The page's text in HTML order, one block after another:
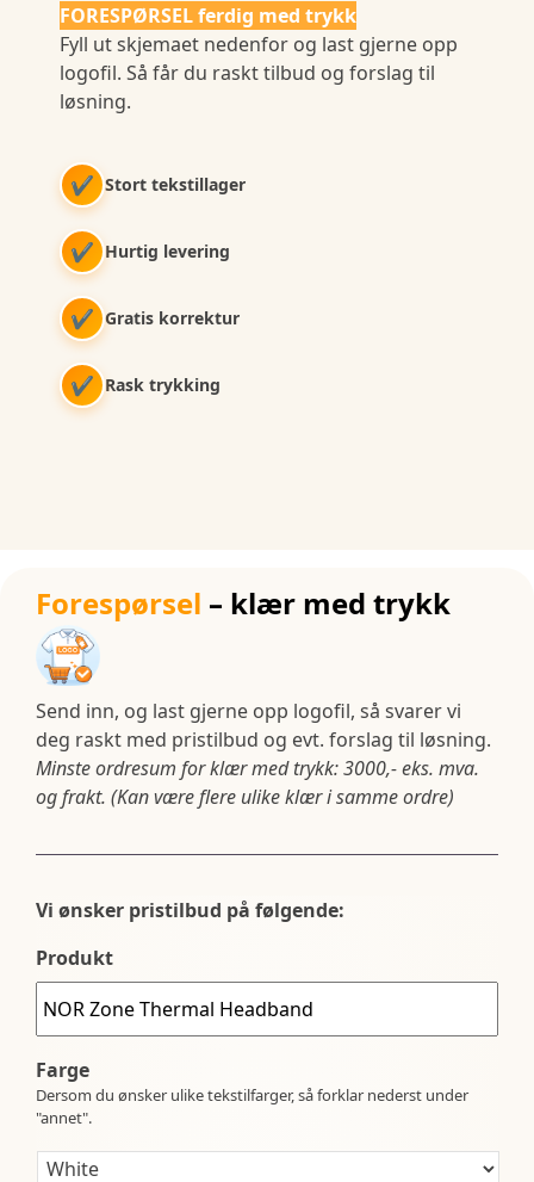
FORESPØRSEL ferdig med trykk
Fyll ut skjemaet nedenfor og last gjerne opp
logofil. Så får du raskt tilbud og forslag til
løsning.
✔ Stort tekstillager
✔ Hurtig levering
✔ Gratis korrektur
✔ Rask trykking
Forespørsel – klær med trykk
Send inn, og last gjerne opp logofil, så svarer vi
deg raskt med pristilbud og evt. forslag til løsning.
Minste ordresum for klær med trykk: 3000,- eks. mva.
og frakt. (Kan være flere ulike klær i samme ordre)
Vi ønsker pristilbud på følgende:
Produkt
Farge
Dersom du ønsker ulike tekstilfarger, så forklar nederst under
"annet".